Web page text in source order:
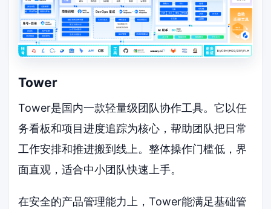
Tower
Tower是国内一款轻量级团队协作工具。它以任
务看板和项目进度追踪为核心，帮助团队把日常
工作安排和推进搬到线上。整体操作门槛低，界
面直观，适合中小团队快速上手。
在安全的产品管理能力上，Tower能满足基础管